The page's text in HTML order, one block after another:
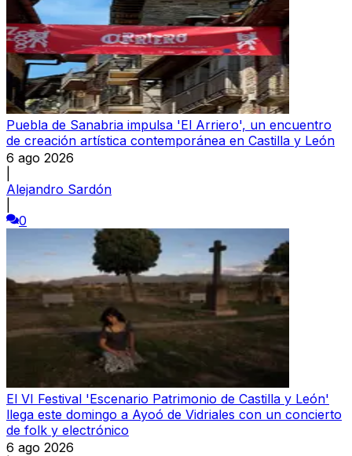
Puebla de Sanabria impulsa 'El Arriero', un encuentro
de creación artística contemporánea en Castilla y León
6 ago 2026
Alejandro Sardón
0
El VI Festival 'Escenario Patrimonio de Castilla y León'
llega este domingo a Ayoó de Vidriales con un concierto
de folk y electrónico
6 ago 2026